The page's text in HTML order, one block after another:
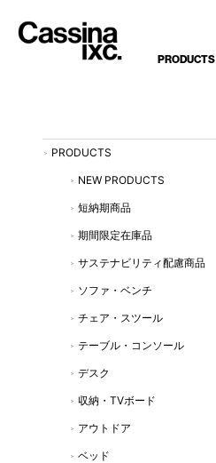
PRODUCTS
PRODUCTS
NEW PRODUCTS
短納期商品
期間限定在庫品
サステナビリティ配慮商品
ソファ・ベンチ
チェア・スツール
テーブル・コンソール
デスク
収納・TVボード
アウトドア
ベッド